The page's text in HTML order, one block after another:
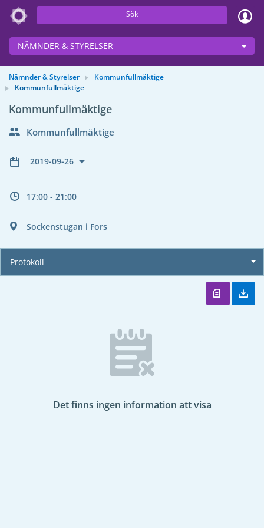
Sök
NÄMNDER & STYRELSER
Nämnder & Styrelser
Kommunfullmäktige
Kommunfullmäktige
Kommunfullmäktige
Kommunfullmäktige
2019-09-26
17:00 - 21:00
Sockenstugan i Fors
Protokoll
Det finns ingen information att visa